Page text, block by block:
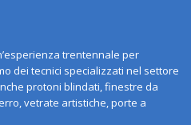
trentennale per
dei tecnici specializzati nel settore
protoni blindati, finestre da
vetrate artistiche, porte a